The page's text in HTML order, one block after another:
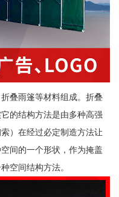
叠雨篷等材料组成。折叠
的结构方法是由多种高强
）在经过必定制造方法让
间的一个形状，作为掩盖
空间结构方法。